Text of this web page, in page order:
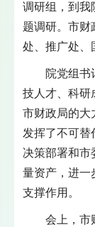
调研组，到我
题调研。市财
处、推广处、
院党组书
技人才、科研
市财政局的大
发挥了不可替
决策部署和市
量资产，进一
支撑作用。
会上，市